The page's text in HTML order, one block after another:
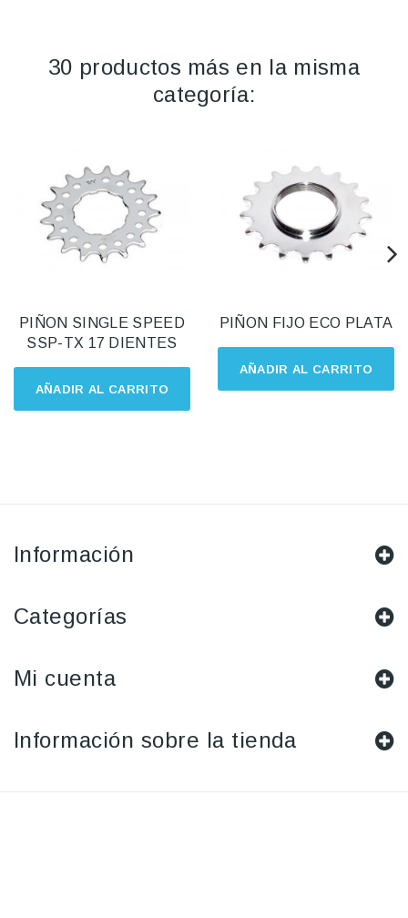
30 productos más en la misma
categoría:
AÑADIR AL CARRITO
PIÑON SINGLE SPEED
SSP-TX 17 DIENTES
AÑADIR AL CARRITO
PIÑON FIJO ECO PLATA
Información
Categorías
Mi cuenta
Información sobre la tienda